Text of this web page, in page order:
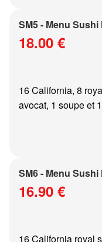
SM5 - Menu
18.00 €
16 California, 8
avocat, 1 soupe et
SM6 - Menu
16.90 €
16 California royal